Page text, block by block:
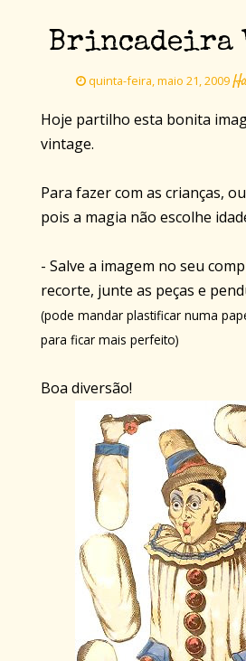
Brincadeira
quinta-feira, maio 21, 2009
Hoje partilho esta bonita
vintage.
Para fazer com as crianças,
pois a magia não escolhe
- Salve a imagem no seu
recorte, junte as peças e
(pode mandar plastificar numa
para ficar mais perfeito)
Boa diversão!